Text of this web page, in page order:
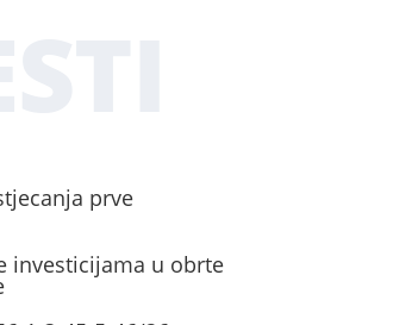
prve
investicijama u obrte